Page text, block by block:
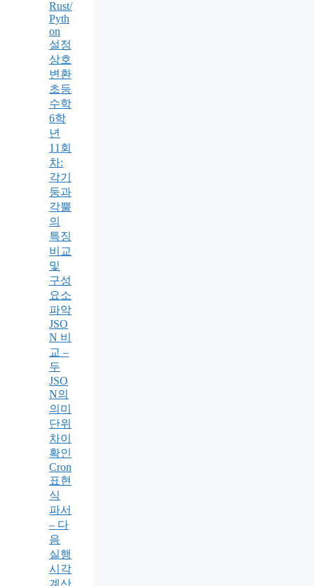
Rust/
Pyth
on
설정
상호
변환
초등
수학
6학
년
11회
차:
각기
둥과
각뿔
의
특징
비교
및
구성
요소
파악
JSO
N 비
교 –
두
JSO
N의
의미
단위
차이
확인
Cron
표현
식
파서
– 다
음
실행
시각
계산